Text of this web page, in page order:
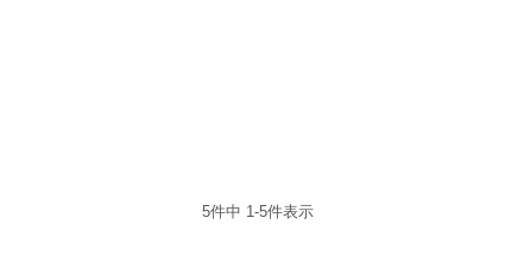
5件中 1 -5件表示